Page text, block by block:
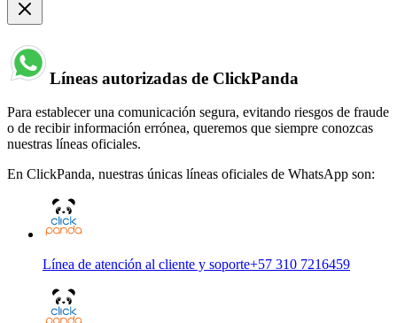
Líneas autorizadas de ClickPanda
Para establecer una comunicación segura, evitando riesgos de fraude
o de recibir información errónea, queremos que siempre conozcas
nuestras líneas oficiales.
En ClickPanda, nuestras únicas líneas oficiales de WhatsApp son:
Línea de atención al cliente y soporte+57 310 7216459